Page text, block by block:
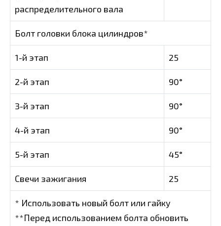
распределительного вала
Болт головки блока цилиндров*
1-й этап 25
2-й этап 90°
3-й этап 90°
4-й этап 90°
5-й этап 45°
Свечи зажигания 25
* Использовать новый болт или гайку
**Перед использованием болта обновить